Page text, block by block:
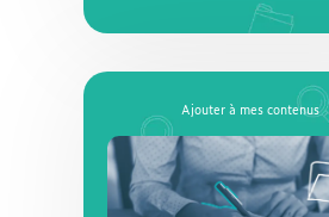
Dossier